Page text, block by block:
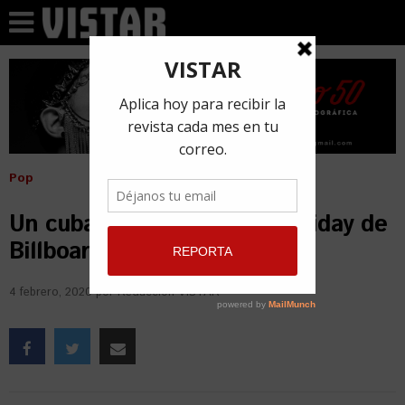
Pop
Un cubano en la lista Viva Friday de
Billboard
4 febrero, 2020 porRedacción VISTAR